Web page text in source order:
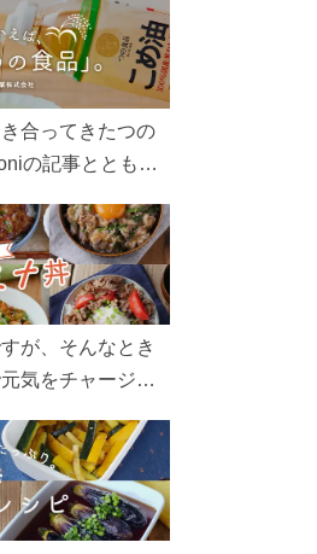
合ってきたつの
の記事とともに
こだわりまで。
るコンテンツを
が、そんなとき
気をチャージ！
飛ばしましょ